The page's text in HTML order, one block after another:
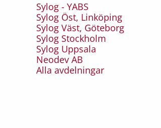
Sylog - YABS
Sylog Öst, Linköping
Sylog Väst, Göteborg
Sylog Stockholm
Sylog Uppsala
Neodev AB
Alla avdelningar